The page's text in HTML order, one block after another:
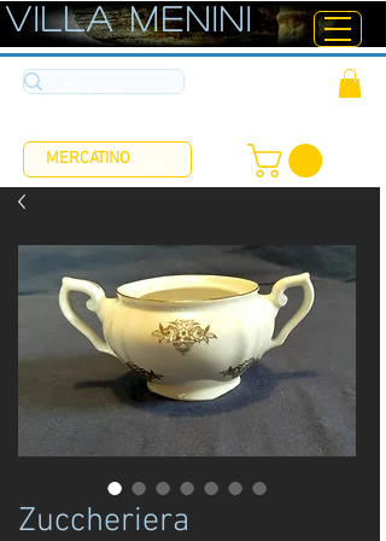
ViLLA MENINI
Zuccheriera
MERCATINO